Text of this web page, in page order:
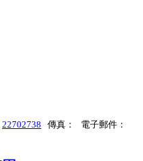
22702738 傳真： 電子郵件：